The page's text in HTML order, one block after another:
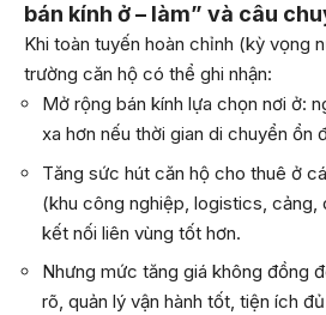
bán kính ở – làm” và câu
Khi toàn tuyến hoàn chỉnh (kỳ vọng
trường căn hộ có thể ghi nhận:
Mở rộng bán kính lựa chọn nơi ở:
xa hơn nếu thời gian di chuyển ổn
Tăng sức hút căn hộ cho thuê ở
(khu công nghiệp, logistics,
kết nối liên vùng tốt hơn.
Nhưng mức tăng giá không đồng
rõ, quản lý vận hành tốt, tiện ích